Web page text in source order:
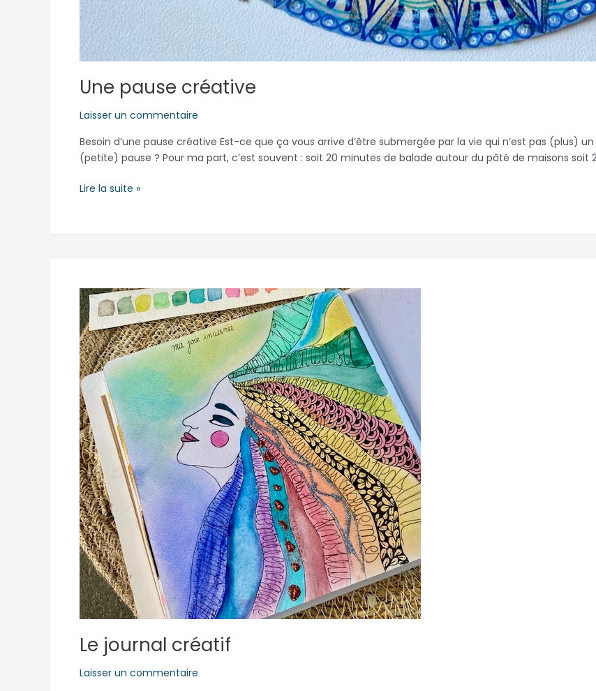
Une pause créative
Laisser un commentaire
Besoin d’une pause créative Est-ce que ça vous arrive d’être submergée par la vie qui n’est pas (plus)
(petite) pause ? Pour ma part, c’est souvent : soit 20 minutes de balade autour du pâté de maisons
Lire la suite »
Le journal créatif
Laisser un commentaire
Le
journal
créatif